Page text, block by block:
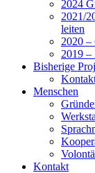
2024
2021/
leiten
2020 –
2019 –
Bisherige
Menschen
Kontakt